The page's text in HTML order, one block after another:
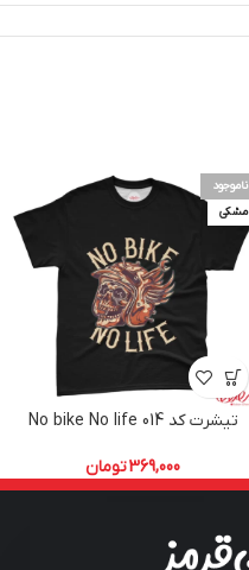
ناموجود
مشکی
تیشرت کد 014 No bike No life
369,000تومان